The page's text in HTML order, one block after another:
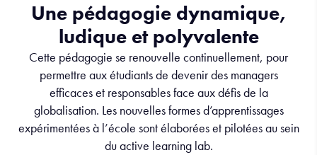
Une pédagogie dynamique,
ludique et polyvalente
Cette pédagogie se renouvelle continuellement, pour
permettre aux étudiants de devenir des managers
efficaces et responsables face aux défis de la
globalisation. Les nouvelles formes d’apprentissages
expérimentées à l’école sont élaborées et pilotées au sein
du active learning lab.